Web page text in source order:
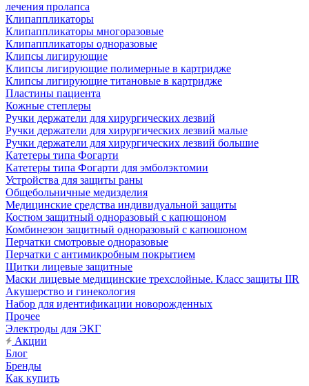
лечения пролапса
Клипаппликаторы
Клипаппликаторы многоразовые
Клипаппликаторы одноразовые
Клипсы лигирующие
Клипсы лигирующие полимерные в картридже
Клипсы лигирующие титановые в картридже
Пластины пациента
Кожные степлеры
Ручки держатели для хирургических лезвий
Ручки держатели для хирургических лезвий малые
Ручки держатели для хирургических лезвий большие
Катетеры типа Фогарти
Катетеры типа Фогарти для эмболэктомии
Устройства для защиты раны
Общебольничные медизделия
Медицинские средства индивидуальной защиты
Костюм защитный одноразовый с капюшоном
Комбинезон защитный одноразовый с капюшоном
Перчатки смотровые одноразовые
Перчатки с антимикробным покрытием
Щитки лицевые защитные
Маски лицевые медицинские трехслойные. Класс защиты IIR
Акушерство и гинекология
Набор для идентификации новорожденных
Прочее
Электроды для ЭКГ
Акции
Блог
Бренды
Как купить